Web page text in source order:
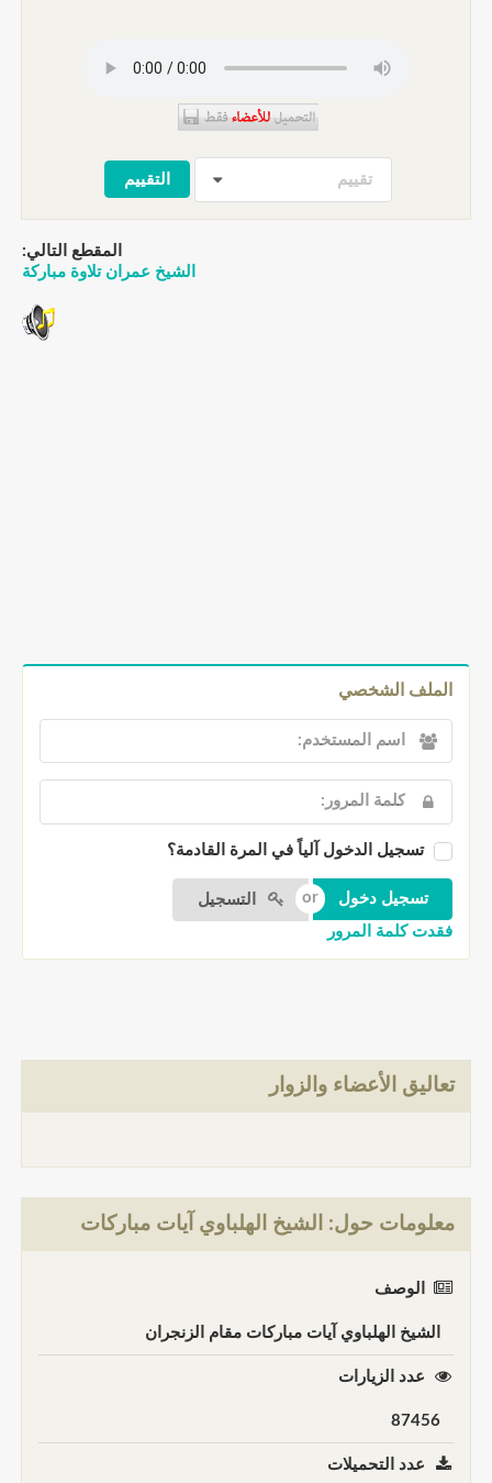
تقييم
المقطع التالي:
الشيخ عمران تلاوة مباركة
الملف الشخصي
تسجيل الدخول آلياً في المرة القادمة؟
التسجيل
فقدت كلمة المرور
تعاليق الأعضاء والزوار
معلومات حول: الشيخ الهلباوي آيات مباركات
الوصف
الشيخ الهلباوي آيات مباركات مقام الزنجران
عدد الزيارات
87456
عدد التحميلات